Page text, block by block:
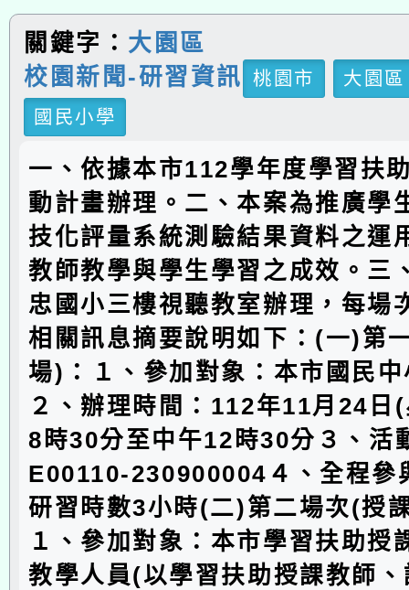
關鍵字： 大園區
校園新聞-研習資訊
桃園市
大園區
國民小學
一、依據本市112學年度學習扶
動計畫辦理。二、本案為推廣學
技化評量系統測驗結果資料之運
教師教學與學生學習之成效。三
忠國小三樓視聽教室辦理，每場
相關訊息摘要說明如下：(一)第
場)：１、參加對象：本市國民
２、辦理時間：112年11月24日
8時30分至中午12時30分３、活
E00110-230900004４、全程參
研習時數3小時(二)第二場次(授
１、參加對象：本市學習扶助授
教學人員(以學習扶助授課教師